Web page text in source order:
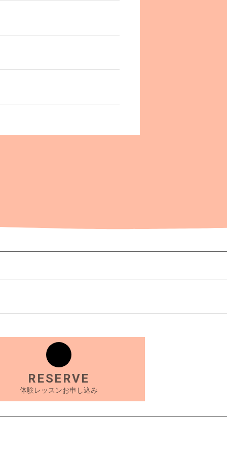
RESERVE
体験レッスンお申し込み